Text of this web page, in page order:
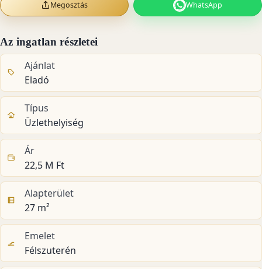
Megosztás WhatsApp
Az ingatlan részletei
Ajánlat
Eladó
Típus
Üzlethelyiség
Ár
22,5 M Ft
Alapterület
27 m²
Emelet
Félszuterén